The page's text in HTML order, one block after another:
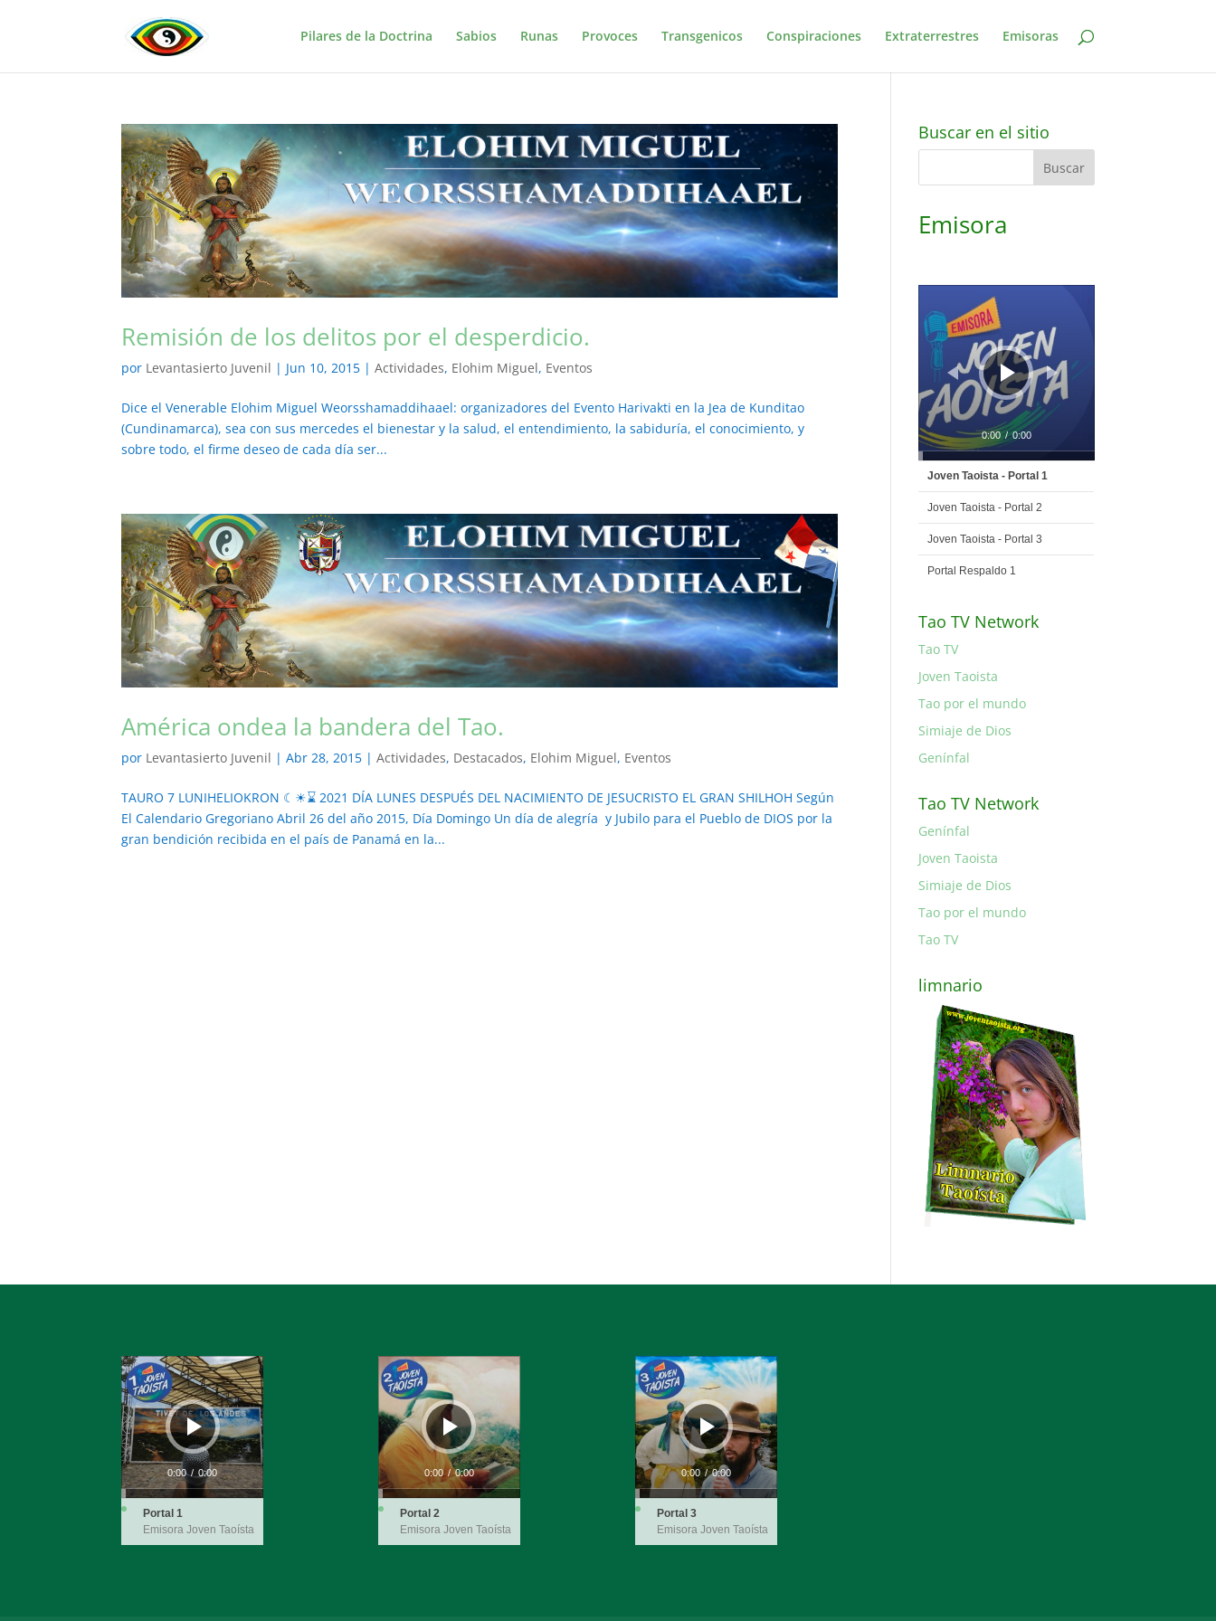
Pilares de la Doctrina Sabios Runas Provoces Transgenicos Conspiraciones Extraterrestres Emisoras
Remisión de los delitos por el desperdicio.
por Levantasierto Juvenil | Jun 10, 2015 |Actividades, Elohim Miguel, Eventos
Dice el Venerable Elohim Miguel Weorsshamaddihaael: organizadores del Evento Harivakti en la Jea de Kunditao
(Cundinamarca), sea con sus mercedes el bienestar y la salud, el entendimiento, la sabiduría, el conocimiento, y
sobre todo, el firme deseo de cada día ser...
América ondea la bandera del Tao.
por Levantasierto Juvenil |Abr 28, 2015 |Actividades, Destacados, Elohim Miguel, Eventos
TAURO 7 LUNIHELIOKRON ☾☀⌛ 2021 DÍA LUNES DESPUÉS DEL NACIMIENTO DE JESUCRISTO EL GRAN SHILHOH Según
El Calendario Gregoriano Abril 26 del año 2015, Día Domingo Un día de alegría y Jubilo para el Pueblo de DIOS por la
gran bendición recibida en el país de Panamá en la...
Buscar en el sitio
Emisora
Reproductor
audio
0:00 / 0:00
Joven Taoista - Portal 1
Joven Taoista - Portal 2
Joven Taoista - Portal 3
Portal Respaldo 1
Tao TV Network
Tao TV
Joven Taoista
Tao por el mundo
Simiaje de Dios
Genínfal
Tao TV Network
Genínfal
Joven Taoista
Simiaje de Dios
Tao por el mundo
Tao TV
limnario
Reproductor
de
audio
0:00 / 0:00
Portal 1
Emisora Joven Taoísta
Reproductor
de
audio
0:00 / 0:00
Portal 2
Emisora Joven Taoísta
Reproductor
de
audio
0:00 / 0:00
Portal 3
Emisora Joven Taoísta